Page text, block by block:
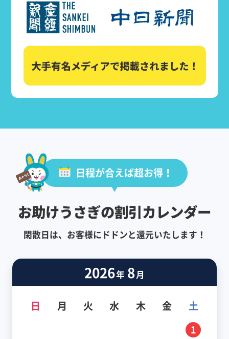
日程が合えば超お得！
お助けうさぎの割引カレンダー
閑散日は、お客様にドドンと還元いたします！
2026年 8月
日 月 火 水 木 金 土
1